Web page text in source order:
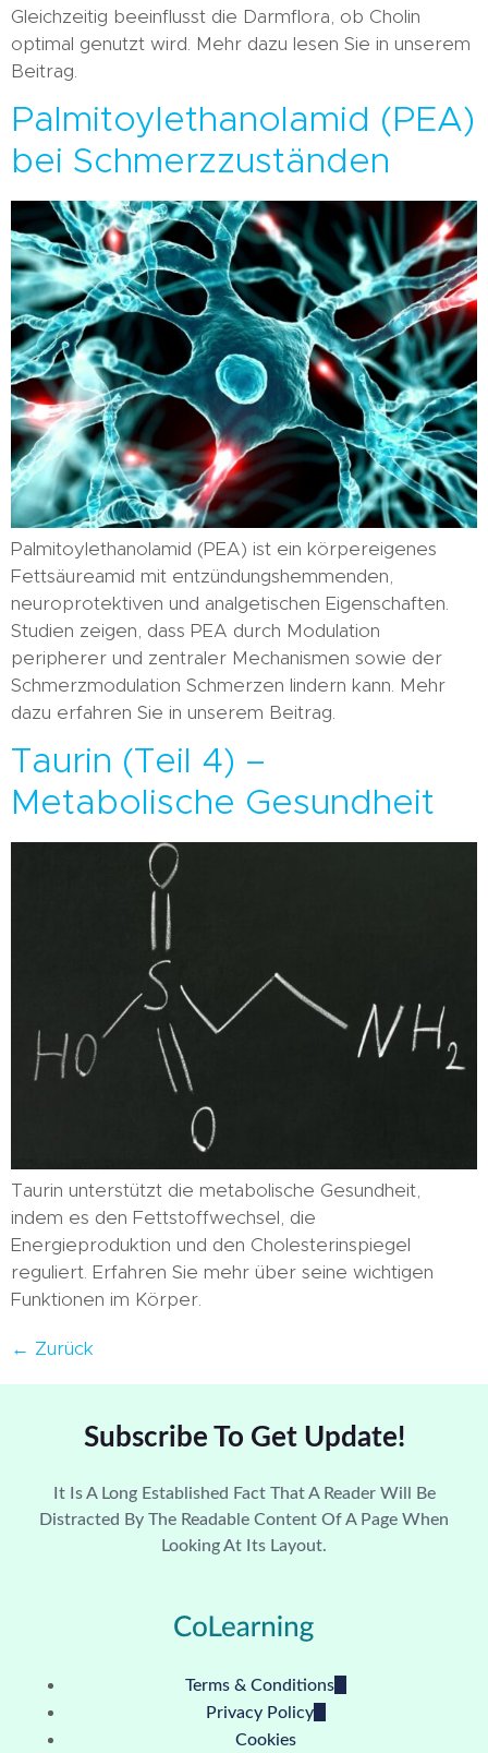
Gleichzeitig beeinflusst die Darmflora, ob Cholin
optimal genutzt wird. Mehr dazu lesen Sie in unserem
Beitrag.
Palmitoylethanolamid (PEA)
bei Schmerzzuständen
Palmitoylethanolamid (PEA) ist ein körpereigenes
Fettsäureamid mit entzündungshemmenden,
neuroprotektiven und analgetischen Eigenschaften.
Studien zeigen, dass PEA durch Modulation
peripherer und zentraler Mechanismen sowie der
Schmerzmodulation Schmerzen lindern kann. Mehr
dazu erfahren Sie in unserem Beitrag.
Taurin (Teil 4) –
Metabolische Gesundheit
Taurin unterstützt die metabolische Gesundheit,
indem es den Fettstoffwechsel, die
Energieproduktion und den Cholesterinspiegel
reguliert. Erfahren Sie mehr über seine wichtigen
Funktionen im Körper.
← Zurück
Subscribe To Get Update!
It Is A Long Established Fact That A Reader Will Be
Distracted By The Readable Content Of A Page When
Looking At Its Layout.
Terms & Conditions
Privacy Policy
Cookies